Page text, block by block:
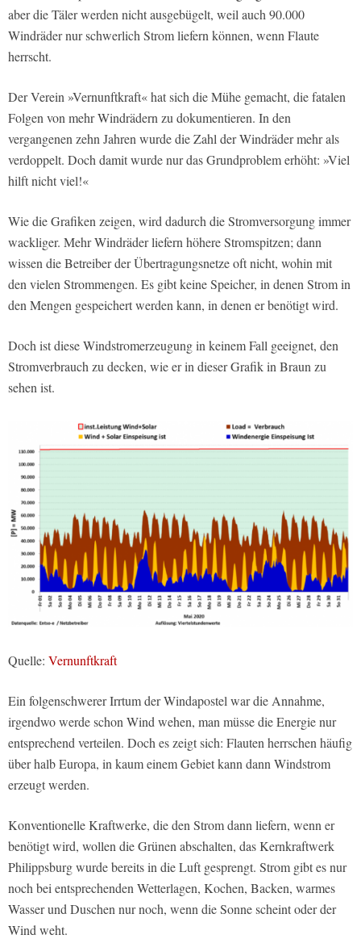
aber die Täler werden nicht ausgebügelt, weil auch 90.000
Windräder nur schwerlich Strom liefern können, wenn Flaute
herrscht.
Der Verein »Vernunftkraft« hat sich die Mühe gemacht, die fatalen
Folgen von mehr Windrädern zu dokumentieren. In den
vergangenen zehn Jahren wurde die Zahl der Windräder mehr als
verdoppelt. Doch damit wurde nur das Grundproblem erhöht: »Viel
hilft nicht viel!«
Wie die Grafiken zeigen, wird dadurch die Stromversorgung immer
wackliger. Mehr Windräder liefern höhere Stromspitzen; dann
wissen die Betreiber der Übertragungsnetze oft nicht, wohin mit
den vielen Strommengen. Es gibt keine Speicher, in denen Strom in
den Mengen gespeichert werden kann, in denen er benötigt wird.
Doch ist diese Windstromerzeugung in keinem Fall geeignet, den
Stromverbrauch zu decken, wie er in dieser Grafik in Braun zu
sehen ist.
Quelle: Vernunftkraft
Ein folgenschwerer Irrtum der Windapostel war die Annahme,
irgendwo werde schon Wind wehen, man müsse die Energie nur
entsprechend verteilen. Doch es zeigt sich: Flauten herrschen häufig
über halb Europa, in kaum einem Gebiet kann dann Windstrom
erzeugt werden.
Konventionelle Kraftwerke, die den Strom dann liefern, wenn er
benötigt wird, wollen die Grünen abschalten, das Kernkraftwerk
Philippsburg wurde bereits in die Luft gesprengt. Strom gibt es nur
noch bei entsprechenden Wetterlagen, Kochen, Backen, warmes
Wasser und Duschen nur noch, wenn die Sonne scheint oder der
Wind weht.